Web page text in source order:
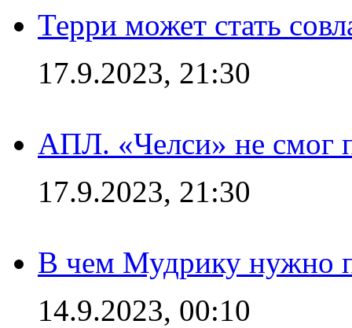
Терри может стать
17.9.2023, 21:30
АПЛ. «Челси» не смог
17.9.2023, 21:30
В чем Мудрику нужно
14.9.2023, 00:10